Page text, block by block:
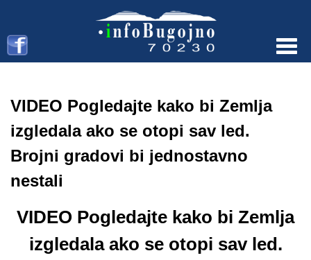
VIDEO Pogledajte kako bi Zemlja
izgledala ako se otopi sav led.
Brojni gradovi bi jednostavno
nestali
VIDEO Pogledajte kako bi Zemlja
izgledala ako se otopi sav led.